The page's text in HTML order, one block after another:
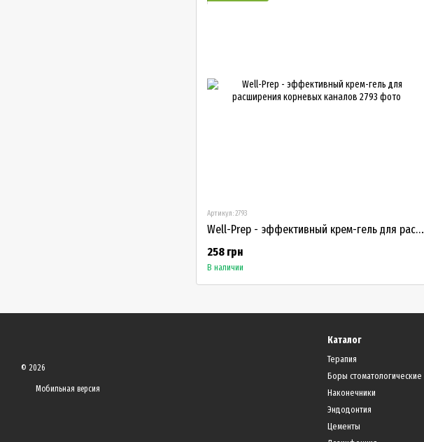
Артикул: 2793
Well-Prep - эффективный крем-гель для расширения корневых каналов
258 грн
В наличии
© 2026
Мобильная версия
Каталог
Терапия
Боры стоматологические
Наконечники
Эндодонтия
Цементы